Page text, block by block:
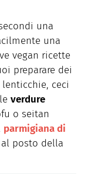
una
una
vegan ricette
preparare dei
lenticchie, ceci
verdure
o seitan
parmigiana di
posto della